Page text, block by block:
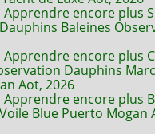
encore plus
Baleines
encore plus
Dauphins
Aot, 2026
encore plus
Blue Puerto Mogan